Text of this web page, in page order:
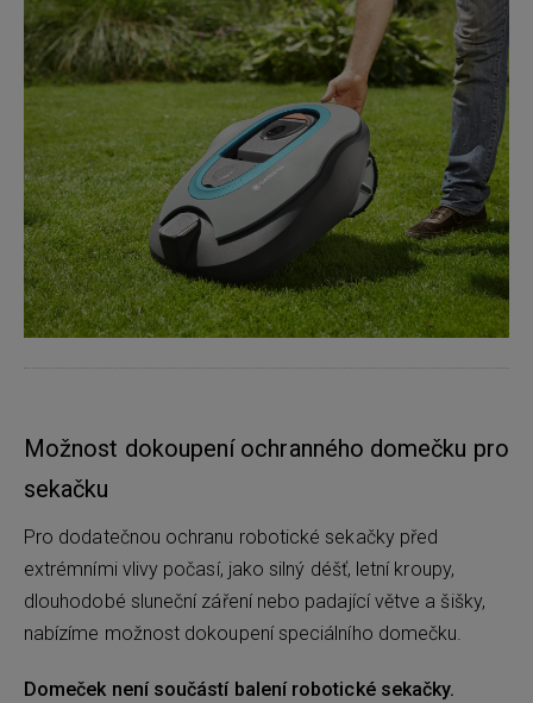
Možnost dokoupení ochranného domečku pro
sekačku
Pro dodatečnou ochranu robotické sekačky před
extrémními vlivy počasí, jako silný déšť, letní kroupy,
dlouhodobé sluneční záření nebo padající větve a šišky,
nabízíme možnost dokoupení speciálního domečku.
Domeček není součástí balení robotické sekačky.